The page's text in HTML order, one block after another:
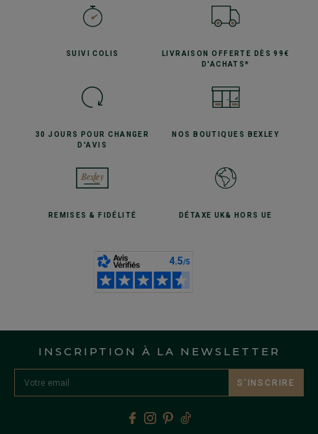
SUIVICOLIS LIVRAISON OFFERTE
DÈS 99€
D'ACHATS*
30 JOURS POURCHANGER
D'AVIS
NOS BOUTIQUES BEXLEY
REMISES& FIDÉLITÉ DÉTAXE UK& HORS UE
INSCRIPTION À LA NEWSLETTER
S’INSCRIRE